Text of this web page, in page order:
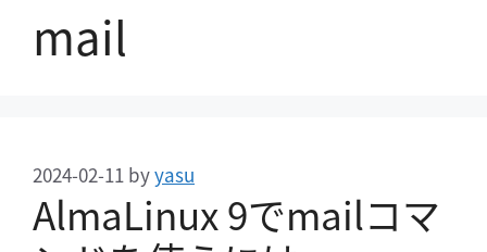
mail
AlmaLinux 9でmailコマ
2024-02-11 byyasu